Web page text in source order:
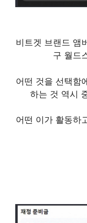
비트겟 브랜드 앰
구 월드
어떤 것을 선택함
하는 것 역시
어떤 이가 활동하